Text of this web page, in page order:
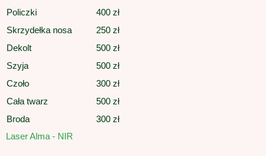
Policzki
400 zł
Skrzydełka nosa
250 zł
Dekolt
500 zł
Szyja
500 zł
Czoło
300 zł
Cała twarz
500 zł
Broda
300 zł
Laser Alma - NIR